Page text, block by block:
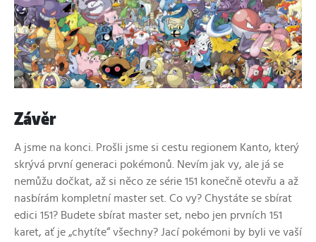
Závěr
A jsme na konci. Prošli jsme si cestu regionem Kanto, který
skrývá první generaci pokémonů. Nevím jak vy, ale já se
nemůžu dočkat, až si něco ze série 151 konečně otevřu a až
nasbírám kompletní master set. Co vy? Chystáte se sbírat
edici 151? Budete sbírat master set, nebo jen prvních 151
karet, ať je „chytíte“ všechny? Jací pokémoni by byli ve vaší